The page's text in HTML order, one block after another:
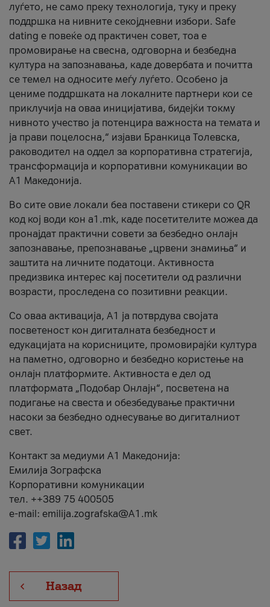
луѓето, не само преку технологија, туку и преку
поддршка на нивните секојдневни избори. Safe
dating е повеќе од практичен совет, тоа е
промовирање на свесна, одговорна и безбедна
култура на запознавања, каде довербата и почитта
се темел на односите меѓу луѓето. Особено ја
цениме поддршката на локалните партнери кои се
приклучија на оваа иницијатива, бидејќи токму
нивното учество ја потенцира важноста на темата и
ја прави поцелосна,“ изјави Бранкица Толевска,
раководител на оддел за корпоративна стратегија,
трансформација и корпоративни комуникации во
А1 Македонија.
Во сите овие локали беа поставени стикери со QR
код кој води кон a1.mk, каде посетителите можеа да
пронајдат практични совети за безбедно онлајн
запознавање, препознавање „црвени знамиња“ и
заштита на личните податоци. Активноста
предизвика интерес кај посетители од различни
возрасти, проследена со позитивни реакции.
Со оваа активација, А1 ја потврдува својата
посветеност кон дигиталната безбедност и
едукацијата на корисниците, промовирајќи култура
на паметно, одговорно и безбедно користење на
онлајн платформите. Активноста е дел од
платформата „Подобар Онлајн“, посветена на
подигање на свеста и обезбедување практични
насоки за безбедно однесување во дигиталниот
свет.
Контакт за медиуми А1 Македонија:
Емилија Зографска
Корпоративни комуникации
тел. ++389 75 400505
e-mail: emilija.zografska@A1.mk
Назад